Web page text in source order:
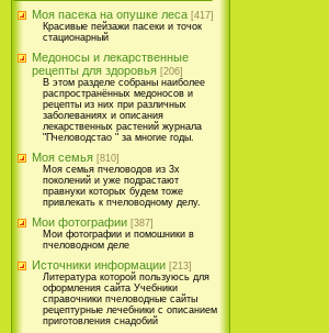
Моя пасека на опушке леса [417]
Красивые пейзажи пасеки и точок
стационарный
Медоносы и лекарственные
рецепты для здоровья [206]
В этом разделе собраны наиболее
распространённых медоносов и
рецепты из них при различных
заболеваниях и описания
лекарственных растений журнала
"Пчеловодстао " за многие годы.
Моя семья [810]
Моя семья пчеловодов из 3х
поколений и уже подрастают
правнуки которых будем тоже
привлекать к пчеловодному делу.
Мои фотографии [387]
Мои фотографии и помошники в
пчеловодном деле
Источники информации [213]
Литература которой пользуюсь для
оформления сайта Учебники
справочники пчеловодные сайты
рецептурные лечебники с описанием
приготовления снадобий